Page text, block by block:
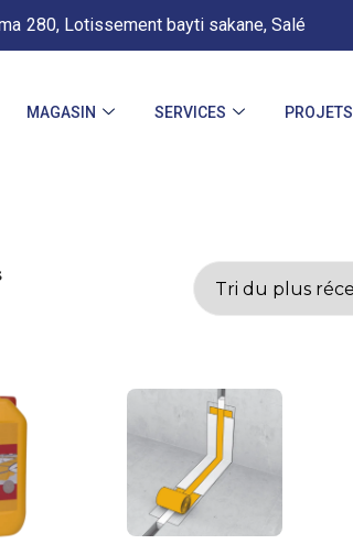
280, Lotissement bayti sakane, Salé
MAGASIN SERVICES PROJETS